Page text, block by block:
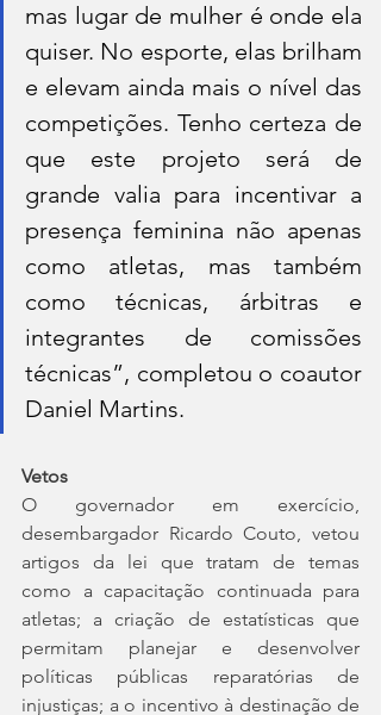
mas lugar de mulher é onde ela
quiser. No esporte, elas brilham
e elevam ainda mais o nível das
competições. Tenho certeza de
que este projeto será de
grande valia para incentivar a
presença feminina não apenas
como atletas, mas também
como técnicas, árbitras e
integrantes de comissões
técnicas”, completou o coautor
Daniel Martins.
Vetos
O governador em exercício,
desembargador Ricardo Couto, vetou
artigos da lei que tratam de temas
como a capacitação continuada para
atletas; a criação de estatísticas que
permitam planejar e desenvolver
políticas públicas reparatórias de
injustiças; a o incentivo à destinação de